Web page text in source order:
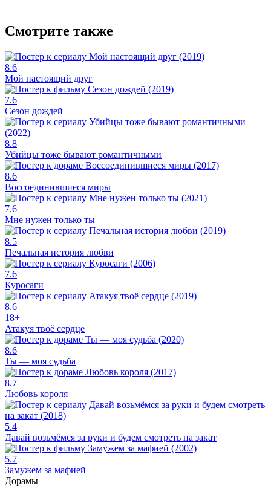
Смотрите также
8.6
Мой настоящий друг
7.6
Сезон дождей
8.8
Убийцы тоже бывают романтичными
8.6
Воссоединившиеся миры
7.6
Мне нужен только ты
8.5
Печальная история любви
7.6
Куросаги
8.6
18+
Атакуя твоё сердце
8.6
Ты — моя судьба
8.7
Любовь короля
5.4
Давай возьмёмся за руки и будем смотреть на закат
5.7
Замужем за мафией
Дорамы